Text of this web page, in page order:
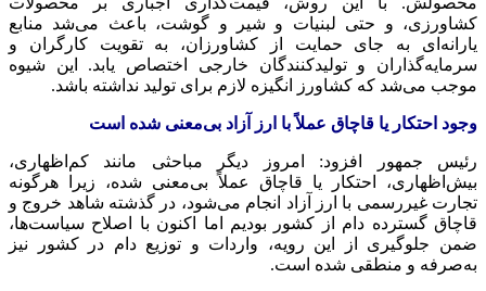
کشاورزی، و حتی لبنیات و شیر و گوشت، باعث می‌شد منابع
یارانه‌ای به جای حمایت از کشاورزان، به تقویت کارگران و
سرمایه‌گذاران و تولیدکنندگان خارجی اختصاص یابد. این شیوه
موجب می‌شد که کشاورز انگیزه لازم برای تولید نداشته باشد.
وجود احتکار یا قاچاق عملاً با ارز آزاد بی‌معنی شده است
رئیس جمهور افزود: امروز دیگر مباحثی مانند کم‌اظهاری،
بیش‌اظهاری، احتکار یا قاچاق عملاً بی‌معنی شده، زیرا هرگونه
تجارت غیررسمی با ارز آزاد انجام می‌شود، در گذشته شاهد خروج و
قاچاق گسترده دام از کشور بودیم اما اکنون با اصلاح سیاست‌ها،
ضمن جلوگیری از این رویه،‌ واردات و توزیع دام در کشور نیز
به‌صرفه و منطقی شده است.